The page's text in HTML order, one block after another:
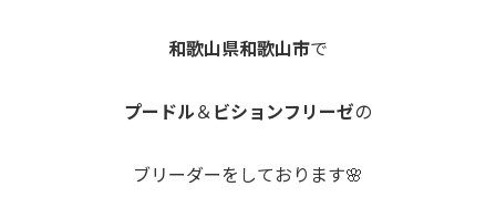
和歌山県和歌山市で
プードル＆ビションフリーゼの
ブリーダーをしております🌸